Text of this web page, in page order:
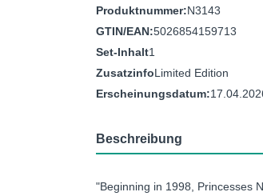
Produktnummer:N3143
GTIN/EAN:5026854159713
Set-Inhalt1
ZusatzinfoLimited Edition
Erscheinungsdatum:
Beschreibung
"Beginning in 1998, Princesses